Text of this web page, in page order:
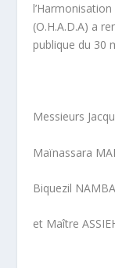
(O.H.A.D.A) a
publique du 30
Messieurs
Biquezil
et Maître